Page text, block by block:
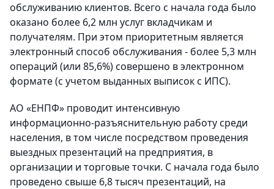
обслуживанию клиентов. Всего с начала года было
оказано более 6,2 млн услуг вкладчикам и
получателям. При этом приоритетным является
электронный способ обслуживания - более 5,3 млн
операций (или 85,6%) совершено в электронном
формате (с учетом выданных выписок с ИПС).
АО «ЕНПФ» проводит интенсивную
информационно-разъяснительную работу среди
населения, в том числе посредством проведения
выездных презентаций на предприятия, в
организации и торговые точки. С начала года было
проведено свыше 6,8 тысяч презентаций, на